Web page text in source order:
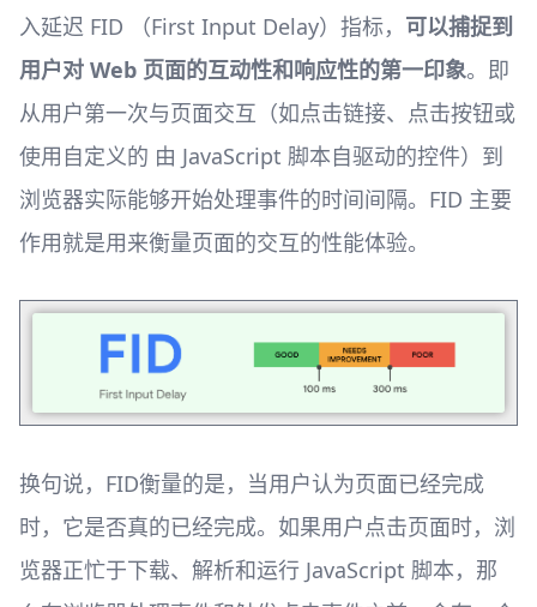
入延迟 FID （First Input Delay）指标， 可以捕捉到
用户对 Web 页面的互动性和响应性的第一印象。即
从用户第一次与页面交互（如点击链接、点击按钮或
使用自定义的 由 JavaScript 脚本自驱动的控件）到
浏览器实际能够开始处理事件的时间间隔。FID 主要
作用就是用来衡量页面的交互的性能体验。
换句说，FID衡量的是，当用户认为页面已经完成
时，它是否真的已经完成。如果用户点击页面时，浏
览器正忙于下载、解析和运行 JavaScript 脚本，那